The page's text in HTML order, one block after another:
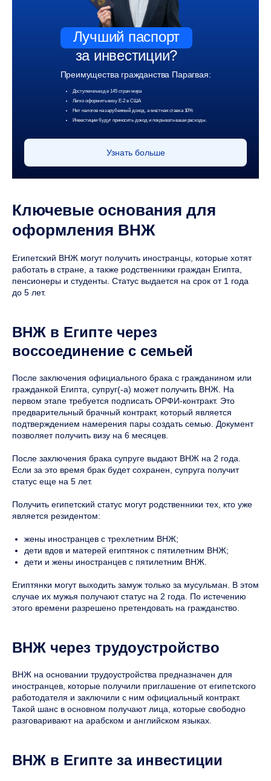
Лучший паспорт
за инвестиции?
Преимущества гражданства Парагвая:
Доступен въезд в 145 стран мира
Легко оформить визу Е-2 в США
Нет налогов на зарубежный доход, а местная ставка 10%
Инвестиции будут приносить доход и покрывать ваши расходы.
Узнать больше
Ключевые основания для
оформления ВНЖ
Египетский ВНЖ могут получить иностранцы, которые хотят
работать в стране, а также родственники граждан Египта,
пенсионеры и студенты. Статус выдается на срок от 1 года
до 5 лет.
ВНЖ в Египте через
воссоединение с семьей
После заключения официального брака с гражданином или
гражданкой Египта, супруг(-а) может получить ВНЖ. На
первом этапе требуется подписать ОРФИ-контракт. Это
предварительный брачный контракт, который является
подтверждением намерения пары создать семью. Документ
позволяет получить визу на 6 месяцев.
После заключения брака супруге выдают ВНЖ на 2 года.
Если за это время брак будет сохранен, супруга получит
статус еще на 5 лет.
Получить египетский статус могут родственники тех, кто уже
является резидентом:
жены иностранцев с трехлетним ВНЖ;
дети вдов и матерей египтянок с пятилетним ВНЖ;
дети и жены иностранцев с пятилетним ВНЖ.
Египтянки могут выходить замуж только за мусульман. В этом
случае их мужья получают статус на 2 года. По истечению
этого времени разрешено претендовать на гражданство.
ВНЖ через трудоустройство
ВНЖ на основании трудоустройства предназначен для
иностранцев, которые получили приглашение от египетского
работодателя и заключили с ним официальный контракт.
Такой шанс в основном получают лица, которые свободно
разговаривают на арабском и английском языках.
ВНЖ в Египте за инвестиции